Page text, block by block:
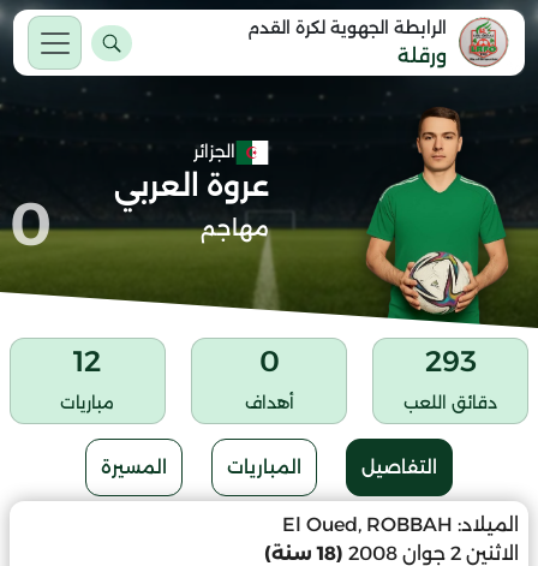
الرابطة الجهوية لكرة القدم
ورقلة
الجزائر
عروة العربي
مهاجم 0
293
دقائق اللعب
0
أهداف
12
مباريات
التفاصيل المباريات المسيرة
الميلاد: El Oued, ROBBAH
الاثنين 2 جوان 2008
(18 سنة)